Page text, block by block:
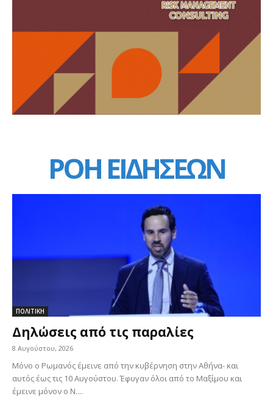
ΡΟΗ ΕΙΔΗΣΕΩΝ
ΠΟΛΙΤΙΚΗ
Δηλώσεις από τις παραλίες
8 Αυγούστου, 2026
Μόνο ο Ρωμανός έμεινε από την κυβέρνηση στην Αθήνα- και
αυτός έως τις 10 Αυγούστου. Έφυγαν όλοι από το Μαξίμου και
έμεινε μόνον ο Ν....